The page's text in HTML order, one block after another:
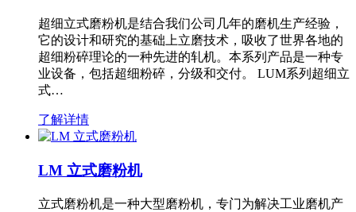
超细立式磨粉机是结合我们公司几年的磨机生产经验，
它的设计和研究的基础上立磨技术，吸收了世界各地的
超细粉碎理论的一种先进的轧机。本系列产品是一种专
业设备，包括超细粉碎，分级和交付。 LUM系列超细立
式…
了解详情
LM 立式磨粉机
立式磨粉机是一种大型磨粉机，专门为解决工业磨机产